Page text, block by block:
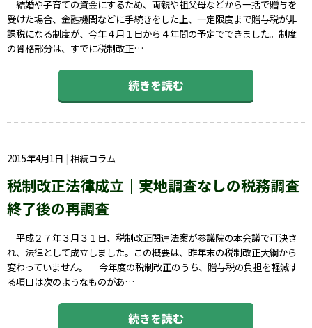
結婚や子育ての資金にするため、両親や祖父母などから一括で贈与を
受けた場合、金融機関などに手続きをした上、一定限度まで贈与税が非
課税になる制度が、今年４月１日から４年間の予定でできました。制度
の骨格部分は、すでに税制改正…
続きを読む
2015年4月1日 相続コラム
税制改正法律成立｜実地調査なしの税務調査
終了後の再調査
平成２７年３月３１日、税制改正関連法案が参議院の本会議で可決さ
れ、法律として成立しました。この概要は、昨年末の税制改正大綱から
変わっていません。 今年度の税制改正のうち、贈与税の負担を軽減す
る項目は次のようなものがあ…
続きを読む